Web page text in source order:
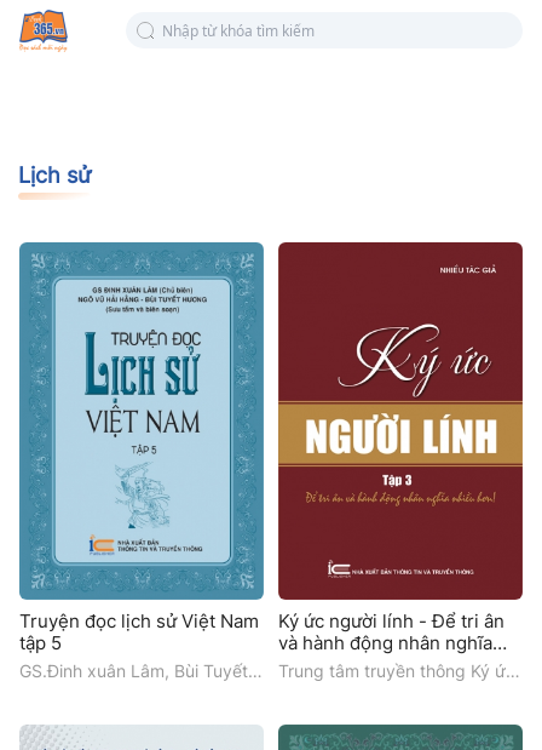
Lịch sử
Truyện đọc lịch sử Việt Nam
tập 5
GS.Đinh xuân Lâm, Bùi Tuyết
Ký ức người lính - Để tri ân
và hành động nhân nghĩa
nhiều hơn: Tập 3
Trung tâm truyền thông Ký ức